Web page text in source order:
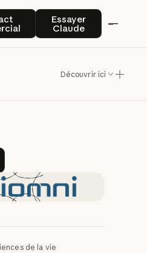
commercial
Essayer
Claude
Essayer Claude
Découvrir ici
les
100fois
de la vie